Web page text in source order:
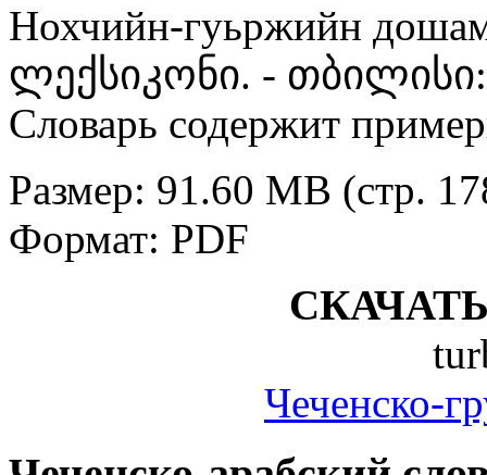
Нохчийн-гуьржийн
ლექსიკონი. -
Словарь содержит
Размер: 91.60 MB (стр.
Формат: PDF
Чеченско-